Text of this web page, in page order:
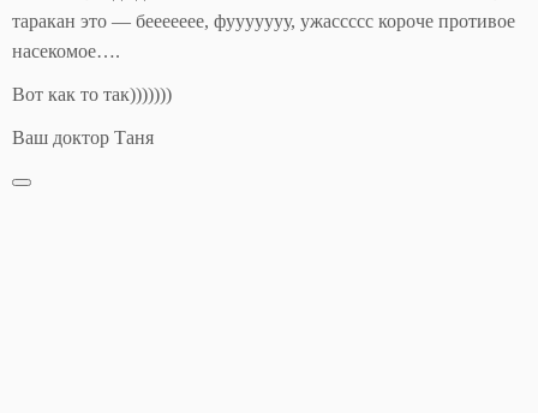
таракан это — беееееее, фууууууу, ужассссс короче противое
насекомое….
Вот как то так)))))))
Ваш доктор Таня